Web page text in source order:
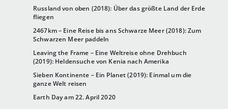
Russland von oben (2018): Über das größte Land der Erde
fliegen
2467km – Eine Reise bis ans Schwarze Meer (2018): Zum
Schwarzen Meer paddeln
Leaving the Frame – Eine Weltreise ohne Drehbuch
(2019): Heldensuche von Kenia nach Amerika
Sieben Kontinente – Ein Planet (2019): Einmal um die
ganze Welt reisen
Earth Day am 22. April 2020